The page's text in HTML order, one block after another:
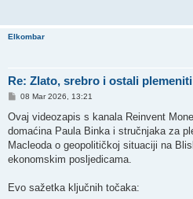
Elkombar
Re: Zlato, srebro i ostali
P
s
08 Mar 2026, 13:21
Ovaj videozapis s kanala Reinvent
domaćina Paula Binka i stručnjaka za
Macleoda o geopolitičkoj situaciji na
ekonomskim posljedicama.
​Evo sažetka ključnih točaka: